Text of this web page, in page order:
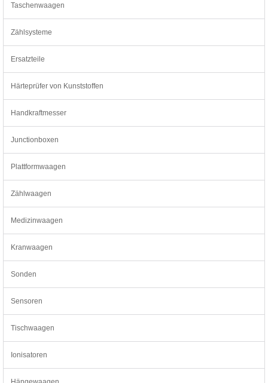
Taschenwaagen
Zählsysteme
Ersatzteile
Härteprüfer von Kunststoffen
Handkraftmesser
Junctionboxen
Plattformwaagen
Zählwaagen
Medizinwaagen
Kranwaagen
Sonden
Sensoren
Tischwaagen
Ionisatoren